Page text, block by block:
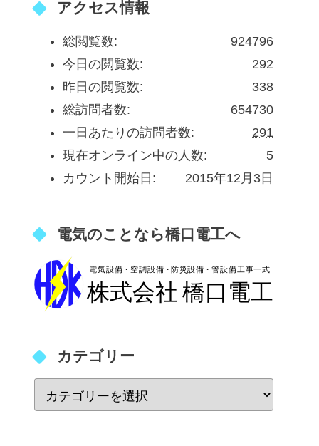
アクセス情報
924796
総閲覧数:
292
今日の閲覧数:
338
昨日の閲覧数:
654730
総訪問者数:
291
一日あたりの訪問者数:
5
現在オンライン中の人数:
2015年12月3日
カウント開始日:
電気のことなら橋口電工へ
カテゴリー